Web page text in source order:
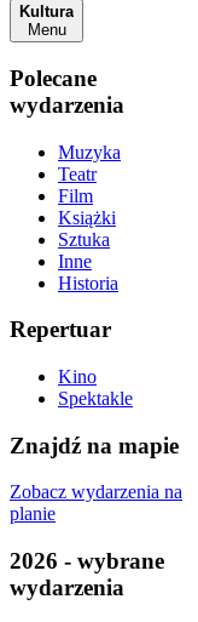
Kultura
Menu
Polecane
wydarzenia
Muzyka
Teatr
Film
Książki
Sztuka
Inne
Historia
Repertuar
Kino
Spektakle
Znajdź na mapie
Zobacz wydarzenia na
planie
2026 - wybrane
wydarzenia